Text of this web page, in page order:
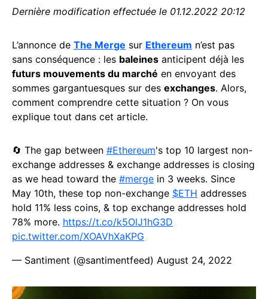
Dernière modification effectuée le 01.12.2022 20:12
L’annonce de The Merge sur Ethereum n’est pas
sans conséquence : les baleines anticipent déjà les
futurs mouvements du marché en envoyant des
sommes gargantuesques sur des exchanges. Alors,
comment comprendre cette situation ? On vous
explique tout dans cet article.
🔄 The gap between #Ethereum's top 10 largest non-
exchange addresses & exchange addresses is closing
as we head toward the #merge in 3 weeks. Since
May 10th, these top non-exchange $ETH addresses
hold 11% less coins, & top exchange addresses hold
78% more. https://t.co/k5OlJ1hG3D
pic.twitter.com/XOAVhXaKPG
— Santiment (@santimentfeed) August 24, 2022